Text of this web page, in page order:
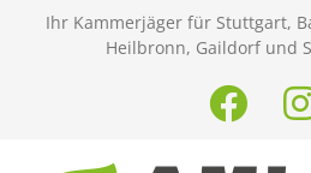
Ihr Kammerjäger für Stuttgart,
Heilbronn, Gaildorf und